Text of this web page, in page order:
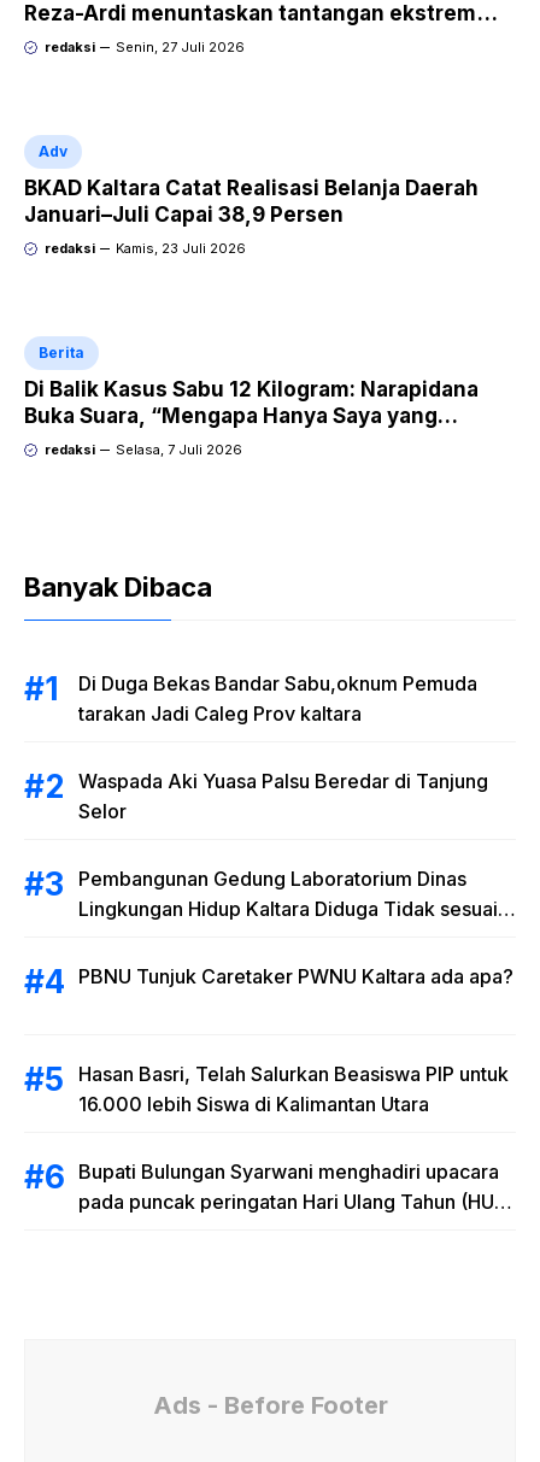
Reza-Ardi menuntaskan tantangan ekstrem
Audax Malang 300 KM
redaksi Senin, 27 Juli 2026
Adv
BKAD Kaltara Catat Realisasi Belanja Daerah
Januari–Juli Capai 38,9 Persen
redaksi Kamis, 23 Juli 2026
Berita
Di Balik Kasus Sabu 12 Kilogram: Narapidana
Buka Suara, “Mengapa Hanya Saya yang
Dipecat dan Dipidana?
redaksi Selasa, 7 Juli 2026
Banyak Dibaca
Di Duga Bekas Bandar Sabu,oknum Pemuda
tarakan Jadi Caleg Prov kaltara
Waspada Aki Yuasa Palsu Beredar di Tanjung
Selor
Pembangunan Gedung Laboratorium Dinas
Lingkungan Hidup Kaltara Diduga Tidak sesuai
PBNU Tunjuk Caretaker PWNU Kaltara ada apa?
Hasan Basri, Telah Salurkan Beasiswa PIP untuk
16.000 lebih Siswa di Kalimantan Utara
Bupati Bulungan Syarwani menghadiri upacara
pada puncak peringatan Hari Ulang Tahun (HUT)
Ads - Before Footer